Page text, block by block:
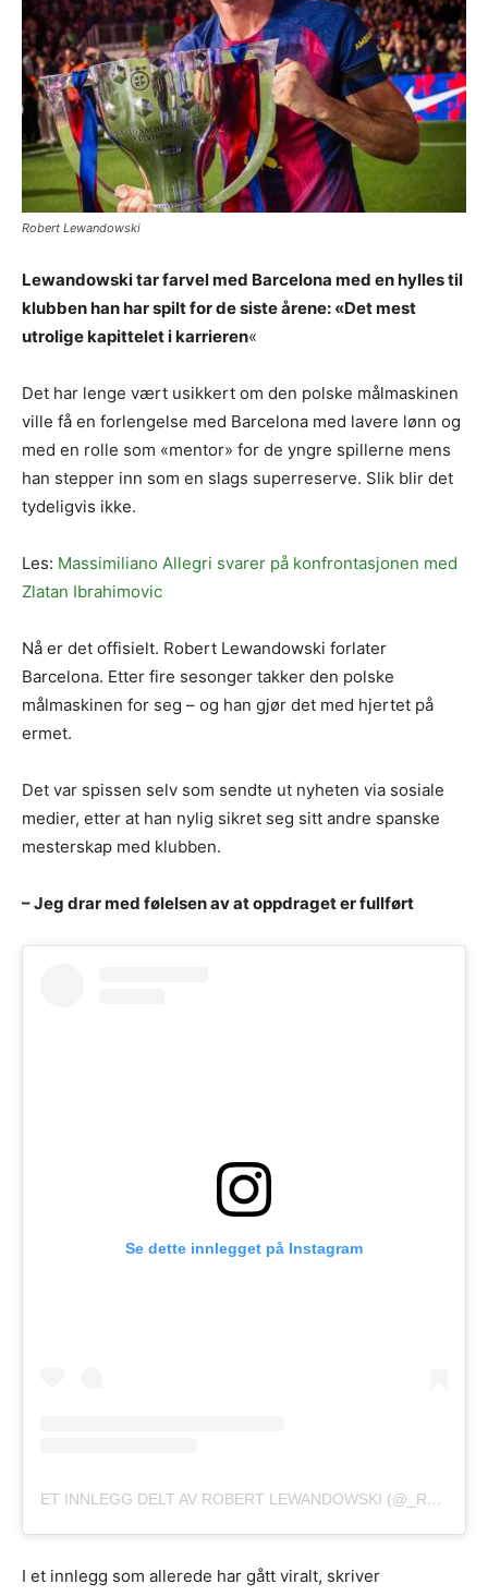
Robert Lewandowski
Lewandowski tar farvel med Barcelona med en hylles til
klubben han har spilt for de siste årene: «Det mest
utrolige kapittelet i karrieren«
Det har lenge vært usikkert om den polske målmaskinen
ville få en forlengelse med Barcelona med lavere lønn og
med en rolle som «mentor» for de yngre spillerne mens
han stepper inn som en slags superreserve. Slik blir det
tydeligvis ikke.
Les: Massimiliano Allegri svarer på konfrontasjonen med
Zlatan Ibrahimovic
Nå er det offisielt. Robert Lewandowski forlater
Barcelona. Etter fire sesonger takker den polske
målmaskinen for seg – og han gjør det med hjertet på
ermet.
Det var spissen selv som sendte ut nyheten via sosiale
medier, etter at han nylig sikret seg sitt andre spanske
mesterskap med klubben.
– Jeg drar med følelsen av at oppdraget er fullført
Se dette innlegget på Instagram
ET INNLEGG DELT AV ROBERT LEWANDOWSKI (@_RL9)
I et innlegg som allerede har gått viralt, skriver